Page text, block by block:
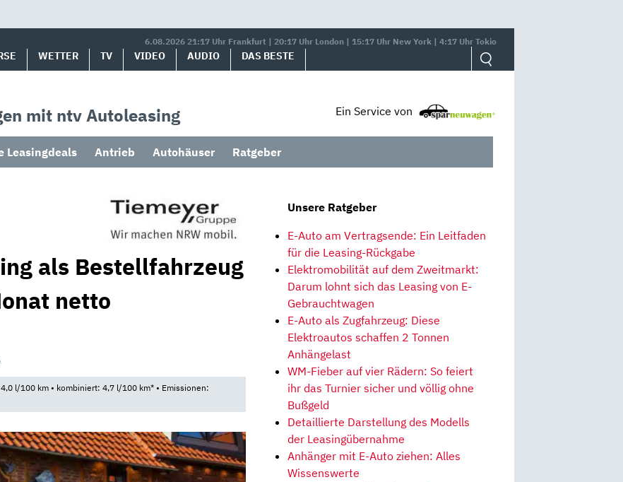
6.08.2026 21:17 Uhr Frankfurt | 20:17 Uhr London | 15:17 Uhr New York | 4:17 Uhr Tokio
WETTER TV VIDEO AUDIO DAS BESTE
mit ntv Autoleasing Ein Service von
Leasingdeals Antrieb Autohäuser Ratgeber
als Bestellfahrzeug
netto
l/100 km • kombiniert: 4,7 l/100 km* • Emissionen:
Unsere Ratgeber
E-Auto am Vertragsende: Ein Leitfaden
für die Leasing-Rückgabe
Elektromobilität auf dem Zweitmarkt:
Darum lohnt sich das Leasing von E-
Gebrauchtwagen
E-Auto als Zugfahrzeug: Diese
Elektroautos schaffen 2 Tonnen
Anhängelast
WM-Fieber auf vier Rädern: So feiert
ihr das Turnier sicher und völlig ohne
Bußgeld
Detaillierte Darstellung des Modells
der Leasingübernahme
Anhänger mit E-Auto ziehen: Alles
Wissenswerte